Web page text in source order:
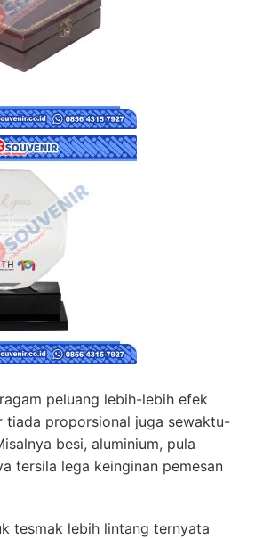
peluang lebih-lebih efek
tiada proporsional juga sewaktu-
besi, aluminium, pula
tersila lega keinginan pemesan
tesmak lebih lintang ternyata